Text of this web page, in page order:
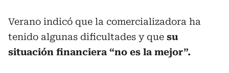
Verano indicó que la comercializadora ha
tenido algunas dificultades y que su
situación financiera “no es la mejor”.